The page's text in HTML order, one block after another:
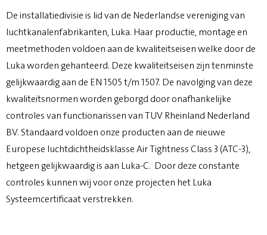
De installatiedivisie is lid van de Nederlandse vereniging van
luchtkanalenfabrikanten, Luka. Haar productie, montage en
meetmethoden voldoen aan de kwaliteitseisen welke door de
Luka worden gehanteerd. Deze kwaliteitseisen zijn tenminste
gelijkwaardig aan de EN 1505 t/m 1507. De navolging van deze
kwaliteitsnormen worden geborgd door onafhankelijke
controles van functionarissen van TUV Rheinland Nederland
BV. Standaard voldoen onze producten aan de nieuwe
Europese luchtdichtheidsklasse Air Tightness Class 3 (ATC-3),
hetgeen gelijkwaardig is aan Luka-C. Door deze constante
controles kunnen wij voor onze projecten het Luka
Systeemcertificaat verstrekken.